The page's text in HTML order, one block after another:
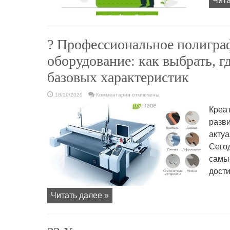
? Профессиональное
оборудование: как выбрать,
базовых характеристик
18/10/2020 Комментарии
?
Профессиональное
полиграфическое
оборудование:
как
выбрать,
где
купить,
важность
базовых
характеристик
отключены
Читать далее »